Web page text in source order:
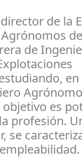
de la
de
en
es
profesión.
se